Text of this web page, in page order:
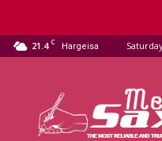
21.4 C Hargeisa
Media